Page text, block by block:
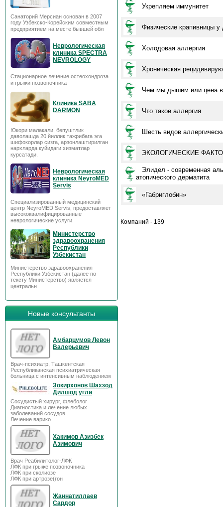
Санаторий Мерсиан основан в 2007
году Узбекско-Корейским совместным
предприятием на месте бывшей обл
Неврологическая
клиника SPECTRA
NEVROLOGY
Стационарное лечение остеохондроза
и грыжи позвоночника
Клиника SABA
DARMON
Юкори малакали, бепуштлик
даволашда 20 йиллик тажрибага эга
шифокорлар сизга, арзонлаштирилган
нархларда куйидаги хизматлар
курсатади.
Неврологическая
клиника NeyroMED
Servis
Специализированный медицинский
центр NeyroMED Servis, предоставляет
высококвалифицированные
неврологические услуги.
Министерство
здравоохранения
Республики
Узбекистан
Министерство здравоохранения
Республики Узбекистан (далее по
тексту Министерство) является
центральн
Новые консультанты
Амбарцумов Левон
Валерьевич
Врач-психиатр, Ташкентская
Республиканская психиатрическая
больница с интенсивным наблюдением
Зокирхонов Шахзод
Дилшод угли
Сосудистый хирург, флеболог
Диагностика и лечение любых
заболеваний сосудов
Лечение варико
Хакимов Азизбек
Азимович
Врач Реабилитолог-ЛФК
ЛФК при грыже позвоночника
ЛФК при сколиозе
ЛФК при артрозе(гон
Жаннатиллаев
Сардор
Укрепляем иммунитет
Физические крапивницы у
Холодовая аллергия
Хроническая
Чем мы дышим или цена
Что такое аллергия
Шесть видов
ЭКОЛОГИЧЕСКИЕ
Элидел - современная
атопического дерматита
«Габриглобин»
Компаний - 139